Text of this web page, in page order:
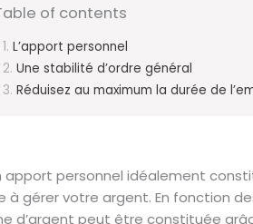
of contents
L’apport personnel
Une stabilité d’ordre général
Réduisez au maximum la durée de
personnel idéalement
gérer votre argent. En fonction
d’argent peut être constituée